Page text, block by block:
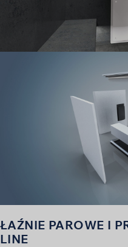
ŁAŹNIE PAROWE I
LINE